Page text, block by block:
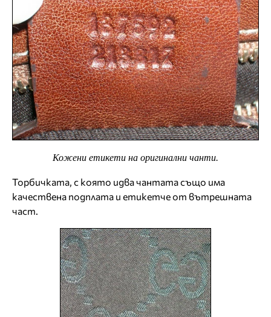
Кожени етикети на оригинални чанти.
Торбичката, с която идва чантата също има
качествена подплата и етикетче от вътрешната
част.